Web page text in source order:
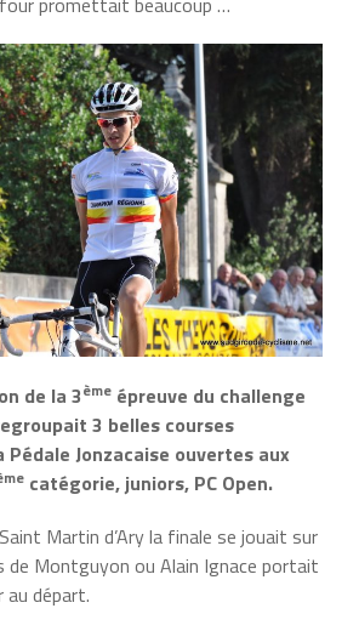
de la 3ème épreuve du challenge
3 belles courses
Jonzacaise ouvertes aux
catégorie, juniors, PC Open.
Martin d’Ary la finale se jouait sur
de Montguyon ou Alain Ignace portait
au départ.